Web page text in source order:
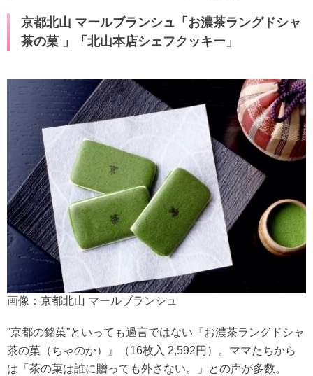
京都北山 マールブランシュ「お濃茶ラングドシャ
茶の菓 」「北山本店シェフクッキー」
画像：京都北山 マールブランシュ
“京都の銘菓”といっても過言ではない『お濃茶ラングドシャ
茶の菓（ちゃのか）』（16枚入 2,592円）。ママたちから
は「茶の菓は誰に贈っても外さない。」との声が多数。